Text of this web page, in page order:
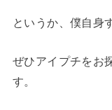
というか、僕自身
ぜひアイプチをお
す。